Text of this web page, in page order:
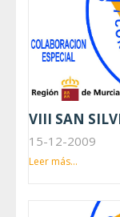
VIII SAN
15-12-2009
Leer más...